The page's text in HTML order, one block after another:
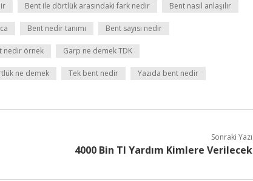
Bent ile dörtlük arasındaki fark nedir Bent nasıl anlaşılır
Bent nedir tanımı Bent sayısı nedir
nedir örnek Garp ne demek TDK
ne demek Tek bent nedir Yazıda bent nedir
Sonraki Yazı
4000 Bin Tl Yardım Kimlere Verilecek